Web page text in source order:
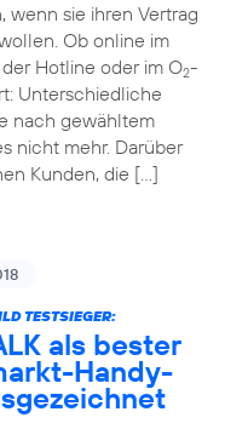
wenn sie ihren Vertrag
Ob online im
Hotline oder im O2-
Unterschiedliche
nach gewähltem
nicht mehr. Darüber
Kunden, die […]
TESTSIEGER:
als bester
Handy-